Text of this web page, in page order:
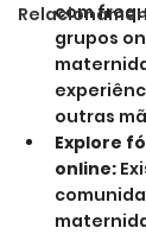
com
grupos
outras
Explore
online: